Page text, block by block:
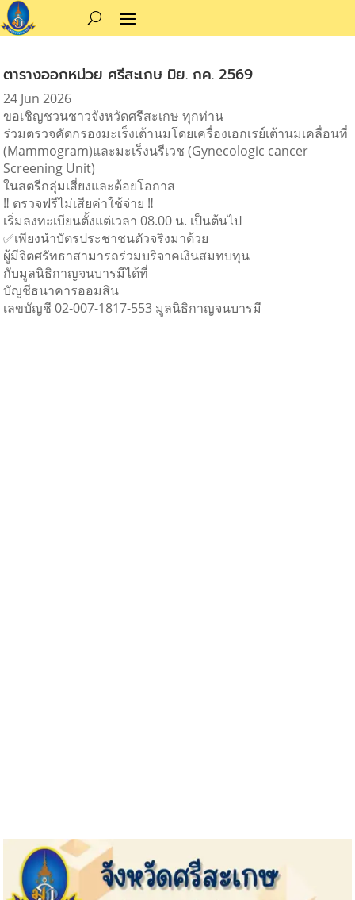
ตารางออกหน่วย ศรีสะเกษ มิย. กค. 2569
24 Jun 2026
ขอเชิญชวนชาวจังหวัดศรีสะเกษ ทุกท่าน
ร่วมตรวจคัดกรองมะเร็งเต้านมโดยเครื่องเอกเรย์เต้านมเคลื่อนที่
(Mammogram)และมะเร็งนรีเวช (Gynecologic cancer
Screening Unit)
ในสตรีกลุ่มเสี่ยงและด้อยโอกาส
‼️ ตรวจฟรีไม่เสียค่าใช้จ่าย ‼️
เริ่มลงทะเบียนตั้งแต่เวลา 08.00 น. เป็นต้นไป
✅เพียงนำบัตรประชาชนตัวจริงมาด้วย
ผู้มีจิตศรัทธาสามารถร่วมบริจาคเงินสมทบทุน
กับมูลนิธิกาญจนบารมีได้ที่
บัญชีธนาคารออมสิน
เลขบัญชี 02-007-1817-553 มูลนิธิกาญจนบารมี